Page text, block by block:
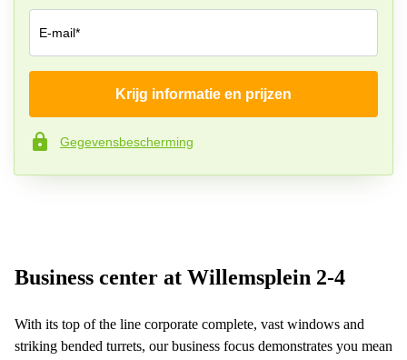
Coworking
space
E-mail*
Telefoonnummer*
Krijg informatie en prijzen
Gegevensbescherming
Business center at Willemsplein 2-4
With its top of the line corporate complete, vast windows and
striking bended turrets, our business focus demonstrates you mean